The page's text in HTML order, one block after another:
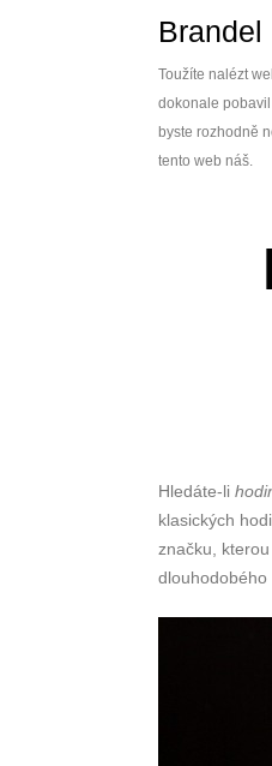
Brandel
Toužíte nalézt
dokonale
byste rozhodně
tento web náš.
Hledáte-li
klasických
značku,
dlouhodobého